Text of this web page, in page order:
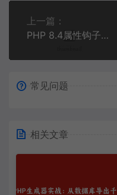
上一篇：
PHP 8.4属性钩子实战：告别冗长getter/setter，让属性直接拥有计算逻辑
常见问题
相关文章